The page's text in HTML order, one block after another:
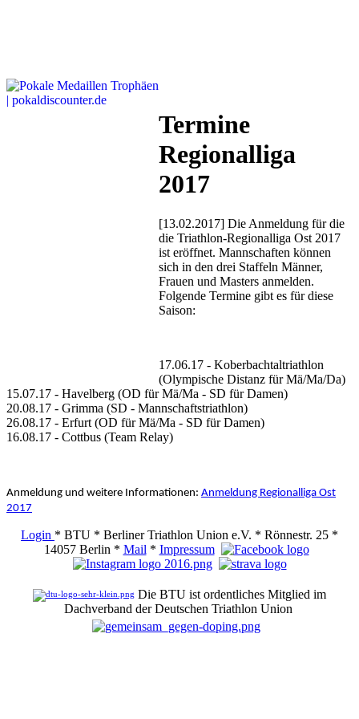
Termine
Regionalliga
2017
[13.02.2017] Die Anmeldung für die
die Triathlon-Regionalliga Ost 2017
ist eröffnet. Mannschaften können
sich in den drei Staffeln Männer,
Frauen und Masters anmelden.
Folgende Termine gibt es für diese
Saison:
17.06.17 - Koberbachtaltriathlon
(Olympische Distanz für Mä/Ma/Da)
15.07.17 - Havelberg (OD für Mä/Ma - SD für Damen)
20.08.17 - Grimma (SD - Mannschaftstriathlon)
26.08.17 - Erfurt (OD für Mä/Ma - SD für Damen)
16.08.17 - Cottbus (Team Relay)
Anmeldung und weitere Informationen: Anmeldung Regionalliga Ost
2017
Login * BTU * Berliner Triathlon Union e.V. * Rönnestr. 25 *
14057 Berlin * Mail * Impressum
Die BTU ist ordentliches Mitglied im
Dachverband der Deutschen Triathlon Union